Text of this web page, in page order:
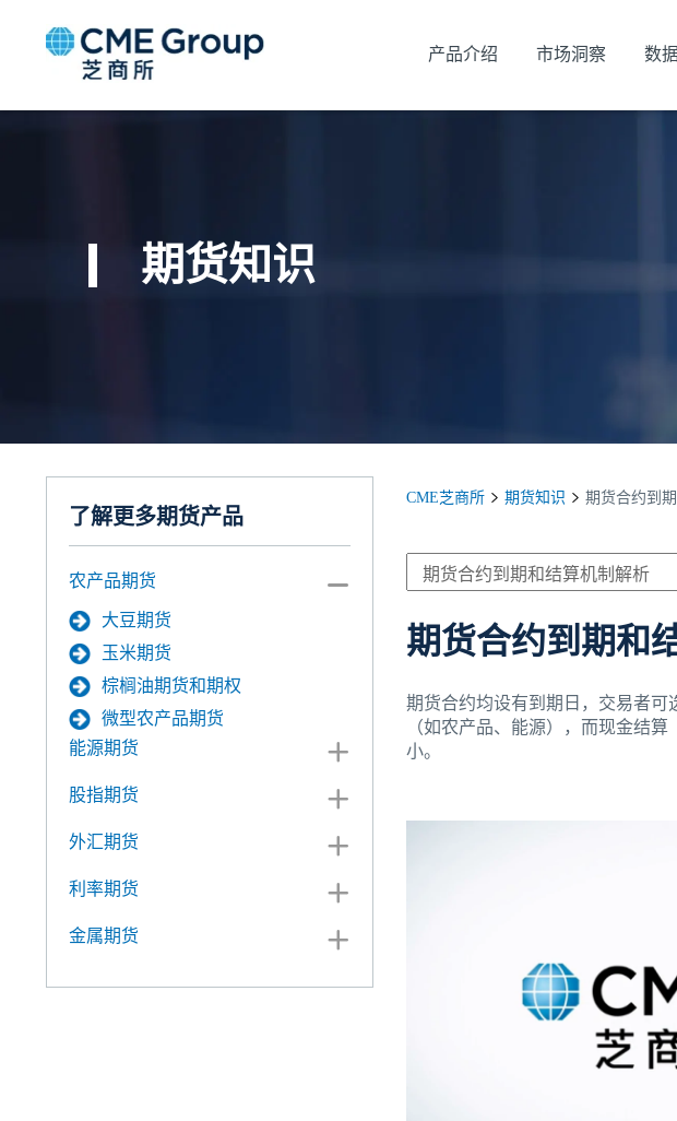
产品介绍 市场洞察 数
期货知识
了解更多期货产品
农产品期货
大豆期货
玉米期货
棕榈油期货和期权
微型农产品期货
能源期货
股指期货
外汇期货
利率期货
金属期货
CME芝商所 期货知识 期货合约到
期货合约到期和
期货合约均设有到期日，交易者
（如农产品、能源），而现金结算
小。